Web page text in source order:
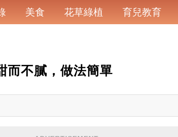
美食 花草綠植 育兒教育
而不膩，做法簡單